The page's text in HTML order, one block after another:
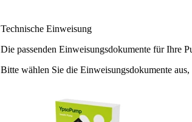
Technische Einweisung
Die passenden Einweisungsdokumente für Ihre
Bitte wählen Sie die Einweisungsdokumente